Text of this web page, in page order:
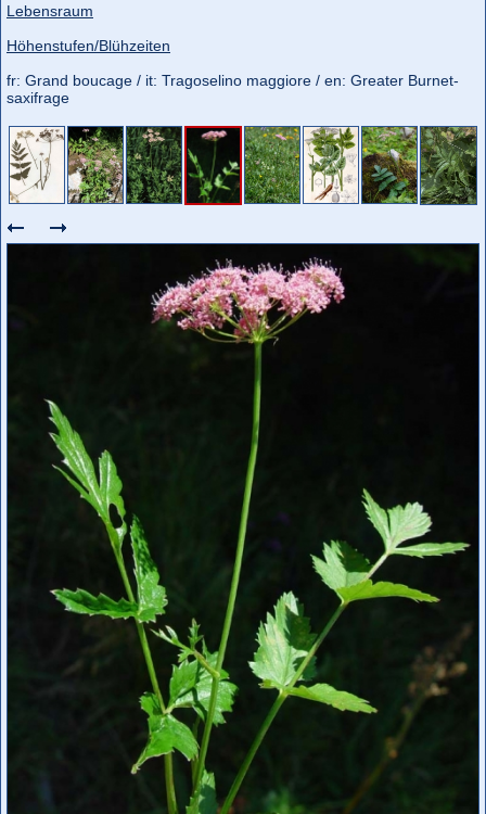
Lebensraum
Höhenstufen/Blühzeiten
fr: Grand boucage / it: Tragoselino maggiore / en: Greater Burnet-
saxifrage